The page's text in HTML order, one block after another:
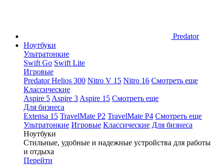
Predator
Ноутбуки
Ультратонкие
Swift Go Swift Lite
Игровые
Predator Helios 300 Nitro V 15 Nitro 16 Смотреть еще
Классические
Aspire 5 Aspire 3 Aspire 15 Смотреть еще
Для бизнеса
Extensa 15 TravelMate P2 TravelMate P4 Смотреть еще
Ультратонкие Игровые Классические Для бизнеса
Ноутбуки
Стильные, удобные и надежные устройства для работы
и отдыха
Перейти